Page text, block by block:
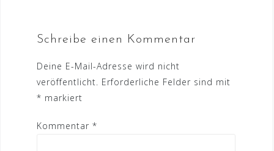
Schreibe einen Kommentar
Deine E-Mail-Adresse wird nicht
veröffentlicht. Erforderliche Felder sind mit
* markiert
Kommentar *